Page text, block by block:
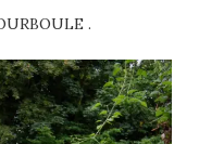
.